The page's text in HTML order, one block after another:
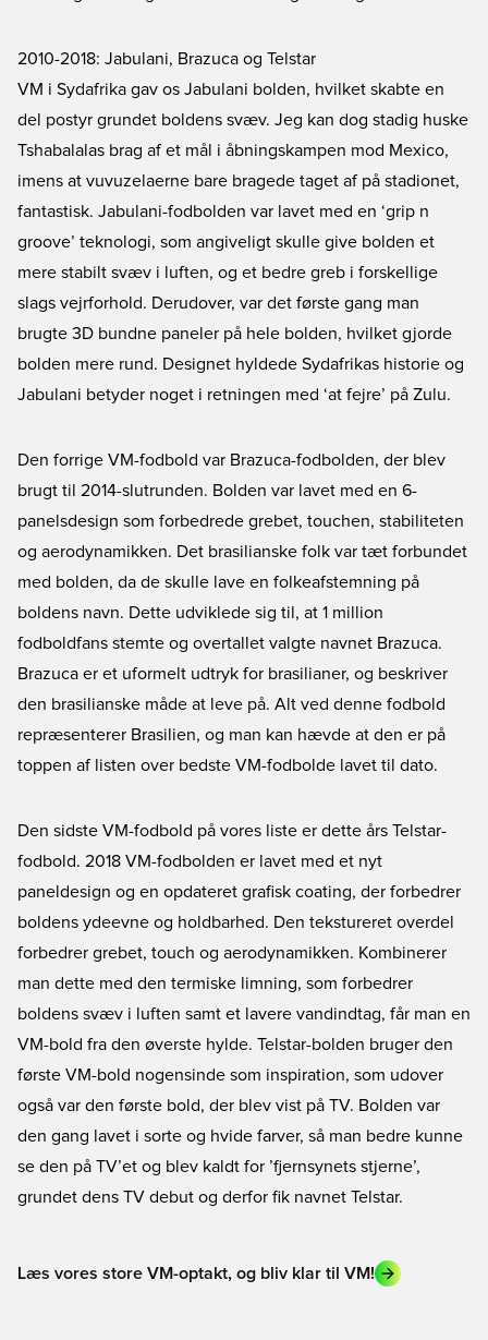
2010-2018: Jabulani, Brazuca og Telstar
VM i Sydafrika gav os Jabulani bolden, hvilket skabte en
del postyr grundet boldens svæv. Jeg kan dog stadig huske
Tshabalalas brag af et mål i åbningskampen mod Mexico,
imens at vuvuzelaerne bare bragede taget af på stadionet,
fantastisk. Jabulani-fodbolden var lavet med en ‘grip n
groove’ teknologi, som angiveligt skulle give bolden et
mere stabilt svæv i luften, og et bedre greb i forskellige
slags vejrforhold. Derudover, var det første gang man
brugte 3D bundne paneler på hele bolden, hvilket gjorde
bolden mere rund. Designet hyldede Sydafrikas historie og
Jabulani betyder noget i retningen med ‘at fejre’ på Zulu.
Den forrige VM-fodbold var Brazuca-fodbolden, der blev
brugt til 2014-slutrunden. Bolden var lavet med en 6-
panelsdesign som forbedrede grebet, touchen, stabiliteten
og aerodynamikken. Det brasilianske folk var tæt forbundet
med bolden, da de skulle lave en folkeafstemning på
boldens navn. Dette udviklede sig til, at 1 million
fodboldfans stemte og overtallet valgte navnet Brazuca.
Brazuca er et uformelt udtryk for brasilianer, og beskriver
den brasilianske måde at leve på. Alt ved denne fodbold
repræsenterer Brasilien, og man kan hævde at den er på
toppen af listen over bedste VM-fodbolde lavet til dato.
Den sidste VM-fodbold på vores liste er dette års Telstar-
fodbold. 2018 VM-fodbolden er lavet med et nyt
paneldesign og en opdateret grafisk coating, der forbedrer
boldens ydeevne og holdbarhed. Den tekstureret overdel
forbedrer grebet, touch og aerodynamikken. Kombinerer
man dette med den termiske limning, som forbedrer
boldens svæv i luften samt et lavere vandindtag, får man en
VM-bold fra den øverste hylde. Telstar-bolden bruger den
første VM-bold nogensinde som inspiration, som udover
også var den første bold, der blev vist på TV. Bolden var
den gang lavet i sorte og hvide farver, så man bedre kunne
se den på TV’et og blev kaldt for ’fjernsynets stjerne’,
grundet dens TV debut og derfor fik navnet Telstar.
Læs vores store VM-optakt, og bliv klar til VM!